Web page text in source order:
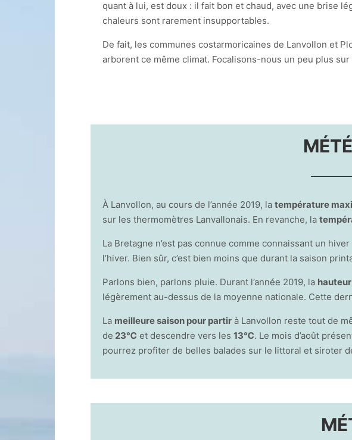
quant à lui, est doux : il fait bon et chaud, avec une brise
chaleurs sont rarement insupportables.
De fait, les communes costarmoricaines de Lanvollon et
arborent ce même climat. Focalisons-nous un peu plus
À Lanvollon, au cours de l’année 2019, la température
sur les thermomètres Lanvallonais. En revanche, la
La Bretagne n’est pas connue comme connaissant un
l’hiver. Bien sûr, c’est bien moins que durant la saison
Parlons bien, parlons pluie. Durant l’année 2019, la
légèrement au-dessus de la moyenne nationale. Cette
La meilleure saison pour partir à Lanvollon reste tout de
de 23℃ et descendre vers les 13℃. Le mois d’août
pourrez profiter de belles balades sur le littoral et siroter